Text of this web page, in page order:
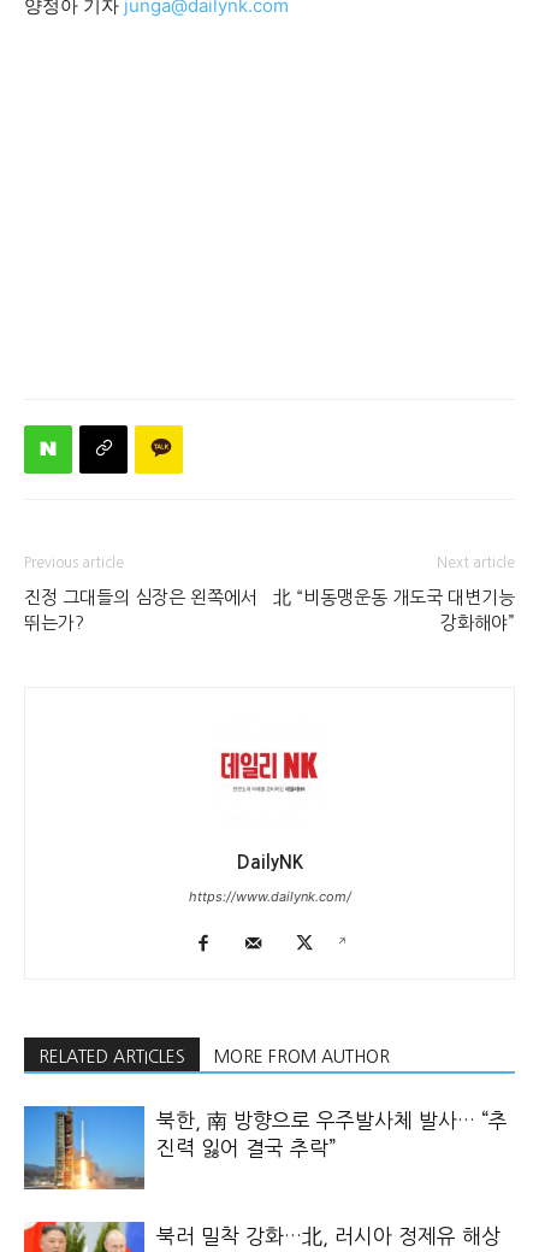
양정아 기자 junga@dailynk.com
Previous article
진정 그대들의 심장은 왼쪽에서
뛰는가?
Next article
北 “비동맹운동 개도국 대변기능
강화해야”
DailyNK
https://www.dailynk.com/
RELATED ARTICLES MORE FROM AUTHOR
북한, 南 방향으로 우주발사체 발사… “추
진력 잃어 결국 추락”
북러 밀착 강화…北, 러시아 정제유 해상